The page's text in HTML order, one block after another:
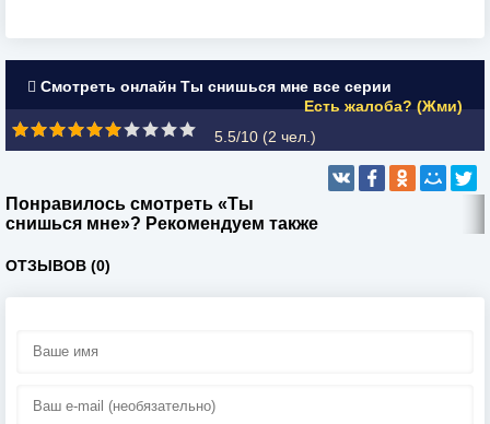
Смотреть онлайн Ты снишься мне все серии
Есть жалоба? (Жми)
5.5/10 (2 чел.)
Понравилось смотреть «Ты
снишься мне»? Рекомендуем также
ОТЗЫВОВ (0)